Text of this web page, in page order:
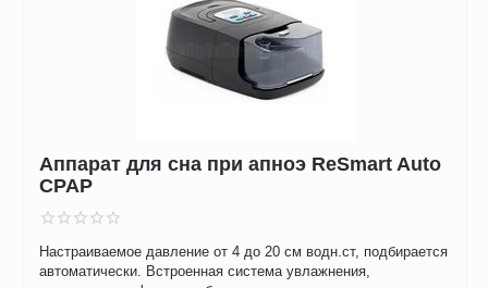
Аппарат для сна при апноэ ReSmart Auto
CPAP
Настраиваемое давление от 4 до 20 см водн.ст, подбирается
автоматически. Встроенная система увлажнения,